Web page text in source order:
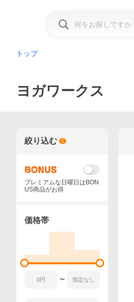
トップ
ヨガワークス
絞り込む 1
プレミアムな日曜日はBON
US商品がお得
価格帯
〜